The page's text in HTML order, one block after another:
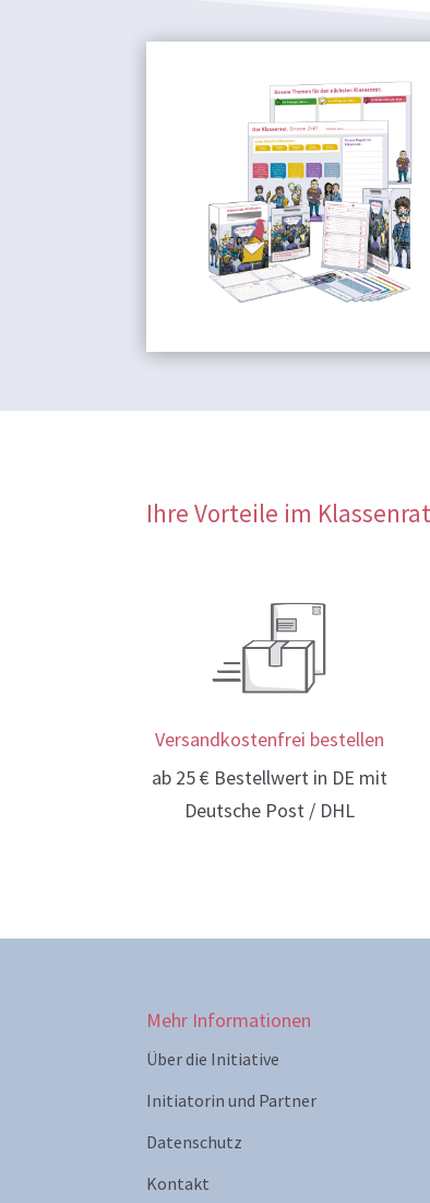
Ihre Vorteile im
Versandkostenfrei bestellen
ab 25 € Bestellwert in DE mit
Deutsche Post / DHL
Mehr Informationen
Über die Initiative
Initiatorin und Partner
Datenschutz
Kontakt